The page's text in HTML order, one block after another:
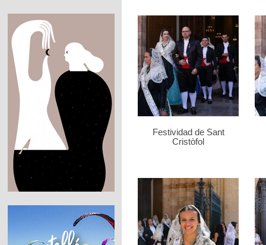
Festividad de Sant
Cristòfol